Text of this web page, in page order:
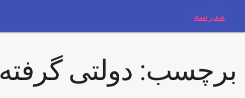
مدرسه
برچسب: دولتی گرفته